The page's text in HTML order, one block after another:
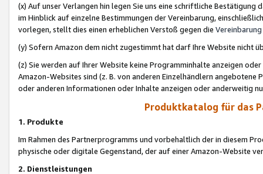
(x) Auf unser Verlangen hin legen Sie uns eine schriftliche
im Hinblick auf einzelne Bestimmungen der Vereinbarung,
vorlegen, stellt dies einen erheblichen Verstoß gegen die Vereinbarung
(y) Sofern Amazon dem nicht zugestimmt hat darf Ihre Website nicht
(z) Sie werden auf Ihrer Website keine Programminhalte anzeigen
Amazon-Websites sind (z. B. von anderen Einzelhändlern
oder anderen Informationen oder Inhalte anzeigen oder anderweitig
Produktkatalog für das
1. Produkte
Im Rahmen des Partnerprogramms und vorbehaltlich der in diesem
physische oder digitale Gegenstand, der auf einer Amazon-Website
2. Dienstleistungen